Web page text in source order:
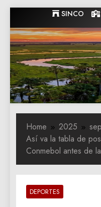
to
content
SINCO
Home 2025
Así va la tabla de
Conmebol antes de
DEPORTES